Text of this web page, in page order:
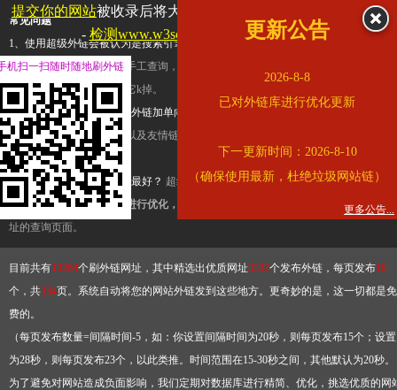
常见问题
1、使用超级外链会被认为是搜索引擎优化作弊吗？ 超级外链只是一个简便而集成
查询工具，模拟的是正常手工查询，不是作弊。如果是作弊，那您可以使用超级外
推广竞争对手的网址，让它k掉。
2、网站优化单纯依靠超级外链加单向链接可行吗？
链，需要结合普通的外链以及友情链接，您可以到站长论坛发布外链，到友情链接
台交换友情链接。
3、如何使用超级外链效果最好？ 超级外链不同于普通的外链，它是动态的链接，
有频繁使用超级外链工具进行优化，才能获得稳定的外链
，最终使搜索引擎收录带
址的查询页面。
目前共有13264个刷外链网址，其中精选出优质网址3332个发布外链，每页发布10
个，共334页。系统自动将您的网站外链发到这些地方。更奇妙的是，这一切都是免
费的。
（每页发布数量=间隔时间-5，如：你设置间隔时间为20秒，则每页发布15个；设置
为28秒，则每页发布23个，以此类推。时间范围在15-30秒之间，其他默认为20秒
为了避免对网站造成负面影响，我们定期对数据库进行精简、优化，挑选优质的网
提交你的网站被收录后将大幅提升流量和外链，
查看展示页面
- 检测www.w3school.com.cn是否收录
更新公告
2026-8-8
已对外链库进行优化更新
下一更新时间：2026-8-10
（确保使用最新，杜绝垃圾网站链）
更多公告...
机扫一扫随时随地刷外链